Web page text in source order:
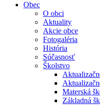
Obec
O obci
Aktuality
Akcie obce
Fotogaléria
História
Súčasnosť
Školstvo
Materská
Základná